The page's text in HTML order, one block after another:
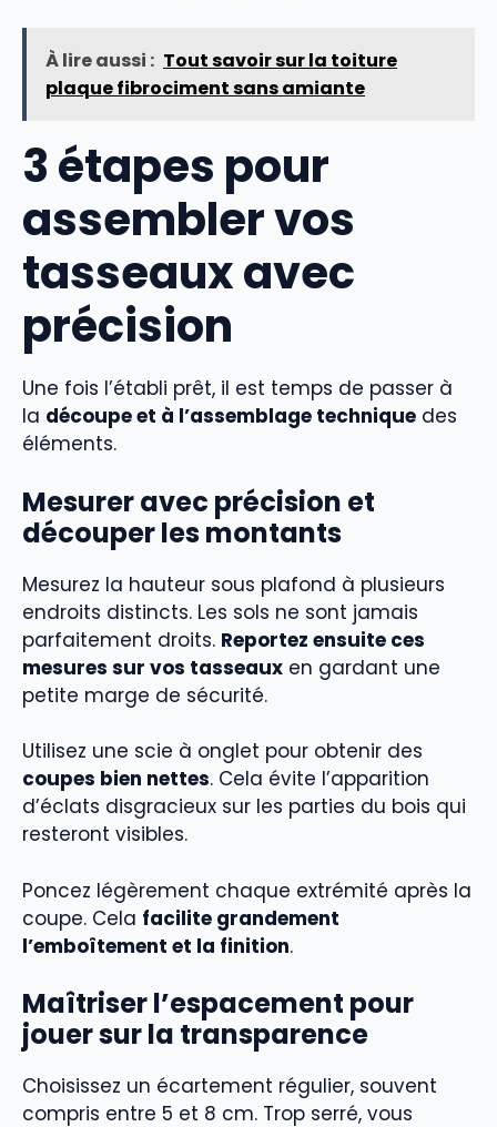
À lire aussi : Tout savoir sur la toiture
plaque fibrociment sans amiante
3 étapes pour
assembler vos
tasseaux avec
précision
Une fois l’établi prêt, il est temps de passer à
la découpe et à l’assemblage technique des
éléments.
Mesurer avec précision et
découper les montants
Mesurez la hauteur sous plafond à plusieurs
endroits distincts. Les sols ne sont jamais
parfaitement droits. Reportez ensuite ces
mesures sur vos tasseaux en gardant une
petite marge de sécurité.
Utilisez une scie à onglet pour obtenir des
coupes bien nettes. Cela évite l’apparition
d’éclats disgracieux sur les parties du bois qui
resteront visibles.
Poncez légèrement chaque extrémité après la
coupe. Cela facilite grandement
l’emboîtement et la finition.
Maîtriser l’espacement pour
jouer sur la transparence
Choisissez un écartement régulier, souvent
compris entre 5 et 8 cm. Trop serré, vous